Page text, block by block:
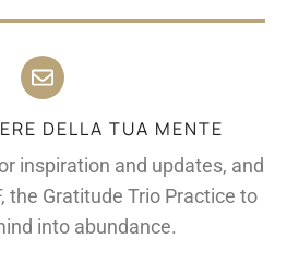
DELLA TUA MENTE
inspiration and updates, and
the Gratitude Trio Practice to
into abundance.